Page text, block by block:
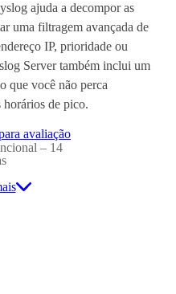
ajuda a decompor as
uma filtragem avançada de
IP, prioridade ou
Server também inclui um
que você não perca
horários de pico.
avaliação
– 14